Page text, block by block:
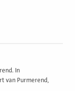
In
van Purmerend,